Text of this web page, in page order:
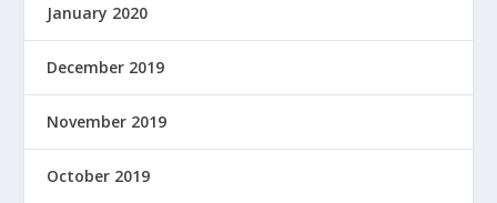
January 2020
December 2019
November 2019
October 2019